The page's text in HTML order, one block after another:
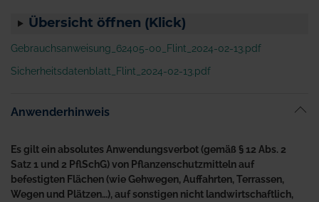
Übersicht öffnen (Klick)
Gebrauchsanweisung_62405-00_Flint_2024-02-13.pdf
Sicherheitsdatenblatt_Flint_2024-02-13.pdf
Anwenderhinweis
Es gilt ein absolutes Anwendungsverbot (gemäß § 12 Abs. 2
Satz 1 und 2 PflSchG) von Pflanzenschutzmitteln auf
befestigten Flächen (wie Gehwegen, Auffahrten, Terrassen,
Wegen und Plätzen…), auf sonstigen nicht landwirtschaftlich,